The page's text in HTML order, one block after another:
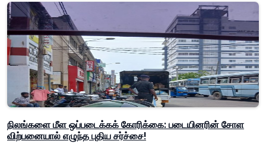
நிலங்களை மீள ஒப்படைக்கக் கோரிக்கை: படையினரின் சோள
விற்பனையால் எழுந்த புதிய சர்ச்சை!